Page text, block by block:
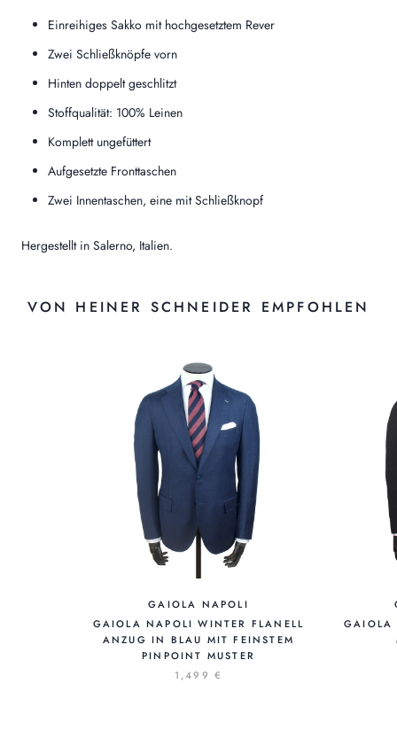
Einreihiges Sakko mit hochgesetztem Rever
Zwei Schließknöpfe vorn
Hinten doppelt geschlitzt
Stoffqualität: 100% Leinen
Komplett ungefüttert
Aufgesetzte Fronttaschen
Zwei Innentaschen, eine mit Schließknopf
Hergestellt in Salerno, Italien.
VON HEINER SCHNEIDER EMPFOHLEN
GAIOLA NAPOLI
GAIOLA NAPOLI WINTER FLANELL
ANZUG IN BLAU MIT FEINSTEM
PINPOINT MUSTER
1,499 €
GAIOLA